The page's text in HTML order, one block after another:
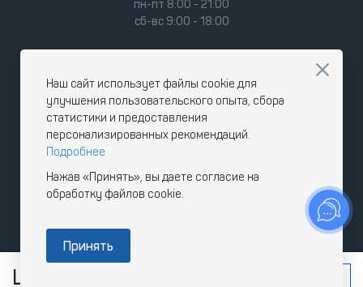
Цена по запросу
пн-пт 8:00 - 21:00
сб-вс 9:00 - 18:00
Наш сайт использует файлы cookie для
улучшения пользовательского опыта, сбора
статистики и предоставления
персонализированных рекомендаций.
Подробнее
Нажав «Принять», вы даете согласие на
обработку файлов cookie.
Принять